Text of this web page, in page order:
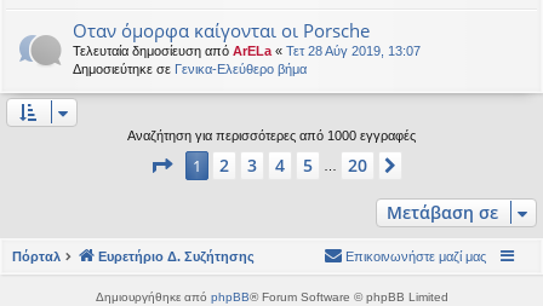
Οταν όμορφα καίγονται οι Porsche
Τελευταία δημοσίευση από ArELa « Τετ 28 Αύγ 2019, 13:07
Δημοσιεύτηκε σε Γενικα-Ελεύθερο βήμα
Αναζήτηση για περισσότερες από 1000 εγγραφές
Σελίδα από 20
1 2 3 4 5 20
Μετάβαση σε
Πόρταλ Ευρετήριο Δ. Συζήτησης Επικοινωνήστε μαζί μας
Δημιουργήθηκε από phpBB® Forum Software © phpBB Limited